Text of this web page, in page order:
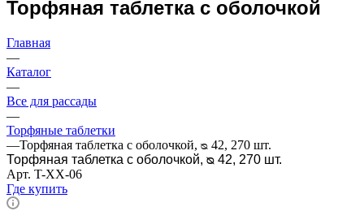
Торфяная таблетка с оболочкой
Главная
—
Каталог
—
Все для рассады
—
Торфяные таблетки
—Торфяная таблетка с оболочкой, ᴓ 42, 270 шт.
Торфяная таблетка с оболочкой, ᴓ 42, 270 шт.
Арт. T-ХХ-06
Где купить